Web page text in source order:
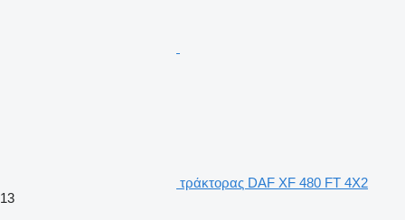
τράκτορας DAF XF 480 FT 4X2
13